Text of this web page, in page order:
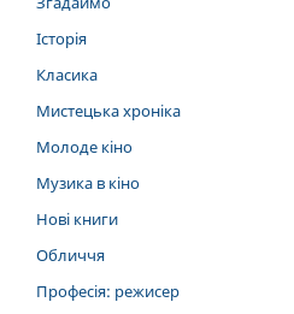
Історія
Класика
Мистецька хроніка
Молоде кіно
Музика в кіно
Нові книги
Обличчя
Професія: режисер